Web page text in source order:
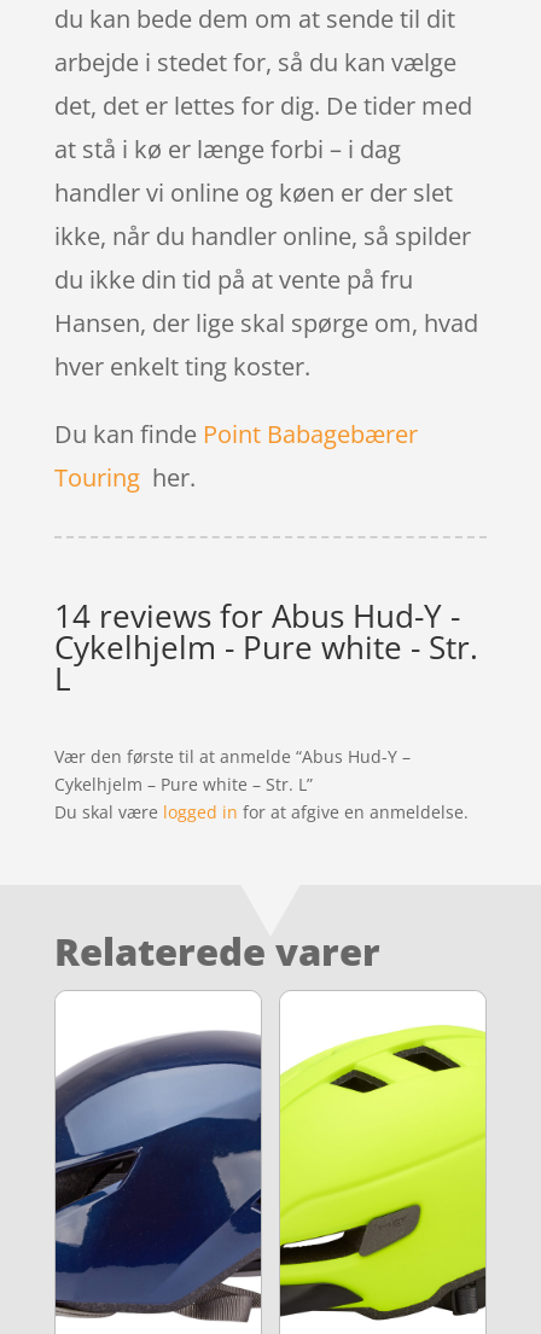
du kan bede dem om at sende til dit
arbejde i stedet for, så du kan vælge
det, det er lettes for dig. De tider med
at stå i kø er længe forbi – i dag
handler vi online og køen er der slet
ikke, når du handler online, så spilder
du ikke din tid på at vente på fru
Hansen, der lige skal spørge om, hvad
hver enkelt ting koster.
Du kan finde Point Babagebærer
Touringher.
14 reviews forAbus Hud-Y -
Cykelhjelm - Pure white - Str.
L
Vær den første til at anmelde “Abus Hud-Y –
Cykelhjelm – Pure white – Str. L”
Du skal være logged in for at afgive en anmeldelse.
Relaterede varer